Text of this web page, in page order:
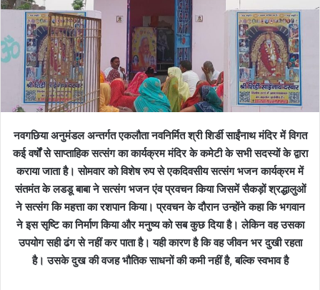
नवगछिया अनुमंडल अन्तर्गत एकलौता नवनिर्मित श्री शिर्डी साईंनाथ मंदिर में विगत
कई वर्षों से साप्ताहिक सत्संग का कार्यक्रम मंदिर के कमेटी के सभी सदस्यों के द्वारा
कराया जाता है। सोमवार को विशेष रुप से एकदिवसीय सत्संग भजन कार्यक्रम में
संतमंत के लडडू बाबा ने सत्संग भजन एंव प्रवचन किया जिसमें सैकड़ों श्रद्धालुओं
ने सत्संग कि महत्ता का रशपान किया। प्रवचन के दौरान उन्होंने कहा कि भगवान
ने इस सृष्‍टि का निर्माण किया और मनुष्य को सब कुछ दिया है। लेकिन वह उसका
उपयोग सही ढंग से नहीं कर पाता है। यही कारण है कि वह जीवन भर दुखी रहता
है। उसके दुख की वजह भौतिक साधनों की कमी नहीं है, बल्कि स्वभाव है